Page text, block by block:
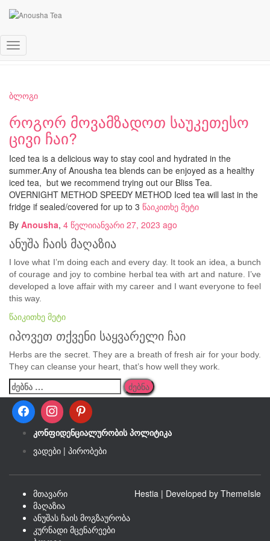
Toggle
ბლოგი
როგორ მოვამზადოთ საუკეთესო
ცივი ჩაი?
Iced tea is a delicious way to stay cool and hydrated in the
summer.Any of Anousha tea blends can be enjoyed as a healthy
iced tea, but we recommend trying out our Bliss Tea.
OVERNIGHT METHOD SPEEDY METHOD Iced tea will last in the
fridge if sealed/covered for up to 3 წაიკითხე მეტი
By Anousha, 4 წელიიანვარი 27, 2023 ago
ანუშა ჩაის მაღაზია
I love what I’m doing each and every day. It took an idea, a bunch
of courage and joy to combine herbal tea with art and nature. I’ve
developed a love affair with my career and I want everyone to feel
this way.
წაიკითხე მეტი
იპოვეთ თქვენი საყვარელი ჩაი
Herbs are the secret. They are a breath of fresh air for your body.
They can cleanse your heart, that’s how well they work.
ძებნა:
კონფიდენციალურობის პოლიტიკა
ვადები | პირობები
მთავარი
მაღაზია
ანუშას ჩაის მოგზაურობა
კურნადი მცენარეები
Hestia | Developed by ThemeIsle